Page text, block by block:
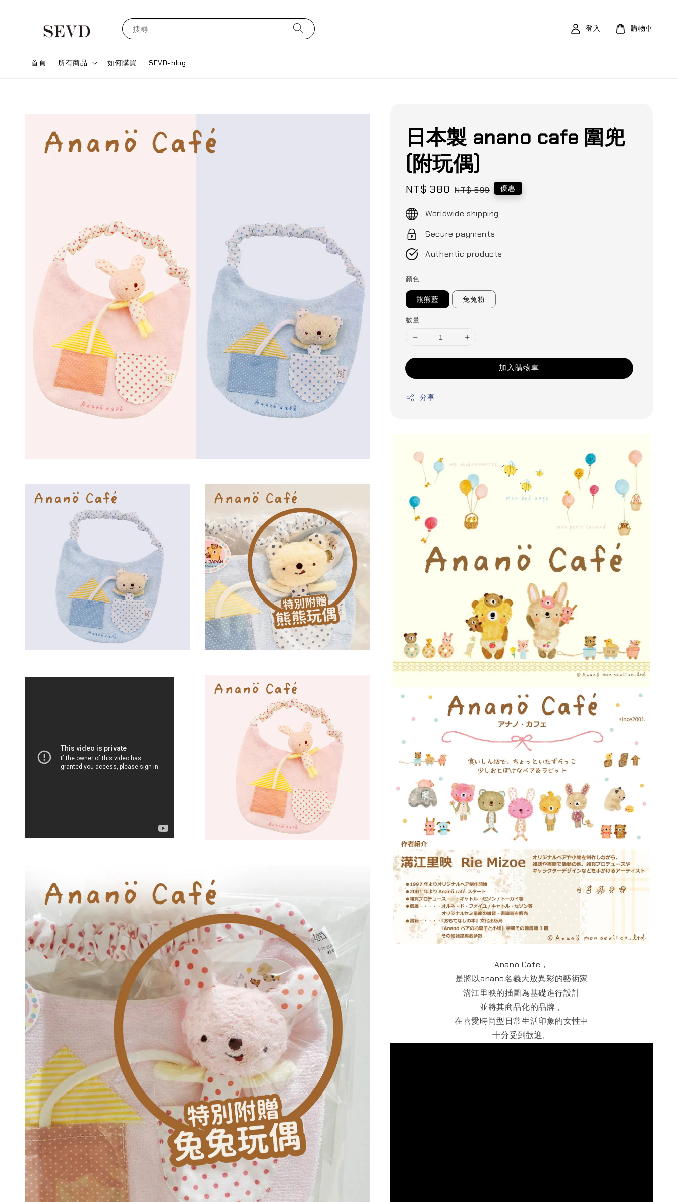
搜尋
首頁 所有商品 如何購買 SEVD-blog
登入 購物車
日本製 anano cafe 圍兜
(附玩偶)
Sale
price
NT$ 380 Regular
NT$ 599 優惠
Worldwide shipping
Secure payments
Authentic products
顏色
熊熊藍 兔兔粉
數量
加入購物車
分享
Anano Cafe，
是將以anano名義大放異彩的藝術家
溝江里映的插圖為基礎進行設計
並將其商品化的品牌，
在喜愛時尚型日常生活印象的女性中
十分受到歡迎。